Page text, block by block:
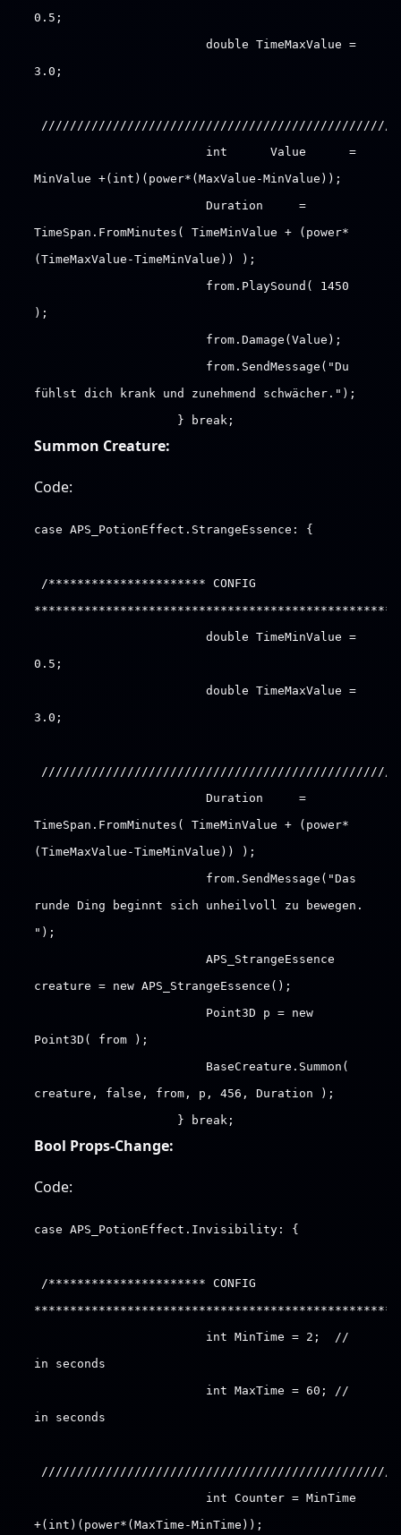
0.5;
double TimeMaxValue =
3.0;
int Value =
MinValue +(int)(power*(MaxValue-MinValue));
Duration =
TimeSpan.FromMinutes( TimeMinValue + (power*
(TimeMaxValue-TimeMinValue)) );
from.PlaySound( 1450
);
from.Damage(Value);
from.SendMessage("Du
fühlst dich krank und zunehmend schwächer.");
} break;
Summon Creature:
Code:
case APS_PotionEffect.StrangeEssence: {
/********************** CONFIG
double TimeMinValue =
0.5;
double TimeMaxValue =
3.0;
Duration =
TimeSpan.FromMinutes( TimeMinValue + (power*
(TimeMaxValue-TimeMinValue)) );
from.SendMessage("Das
runde Ding beginnt sich unheilvoll zu bewegen.
");
APS_StrangeEssence
creature = new APS_StrangeEssence();
Point3D p = new
Point3D( from );
BaseCreature.Summon(
creature, false, from, p, 456, Duration );
} break;
Bool Props-Change:
Code:
case APS_PotionEffect.Invisibility: {
/********************** CONFIG
int MinTime = 2; //
in seconds
int MaxTime = 60; //
in seconds
int Counter = MinTime
+(int)(power*(MaxTime-MinTime));